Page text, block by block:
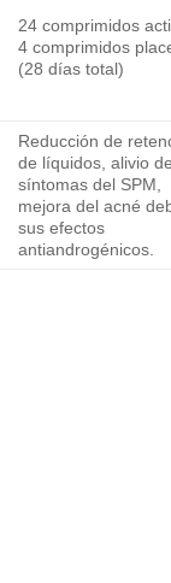
24 comprimidos
4 comprimidos
(28 días total)
Reducción de
de líquidos, alivio
síntomas del SPM,
mejora del acné
sus efectos
antiandrogénicos.